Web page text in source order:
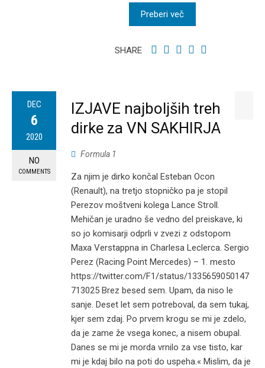
Preberi več
SHARE
DEC
6
2020
NO
COMMENTS
IZJAVE najboljših treh
dirke za VN SAKHIRJA
Formula 1
Za njim je dirko končal Esteban Ocon
(Renault), na tretjo stopničko pa je stopil
Perezov moštveni kolega Lance Stroll.
Mehičan je uradno še vedno del preiskave, ki
so jo komisarji odprli v zvezi z odstopom
Maxa Verstappna in Charlesa Leclerca. Sergio
Perez (Racing Point Mercedes) – 1. mesto
https://twitter.com/F1/status/1335659050147
713025 Brez besed sem. Upam, da niso le
sanje. Deset let sem potreboval, da sem tukaj,
kjer sem zdaj. Po prvem krogu se mi je zdelo,
da je zame že vsega konec, a nisem obupal.
Danes se mi je morda vrnilo za vse tisto, kar
mi je kdaj bilo na poti do uspeha.« Mislim, da je